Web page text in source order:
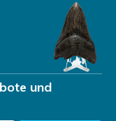
und